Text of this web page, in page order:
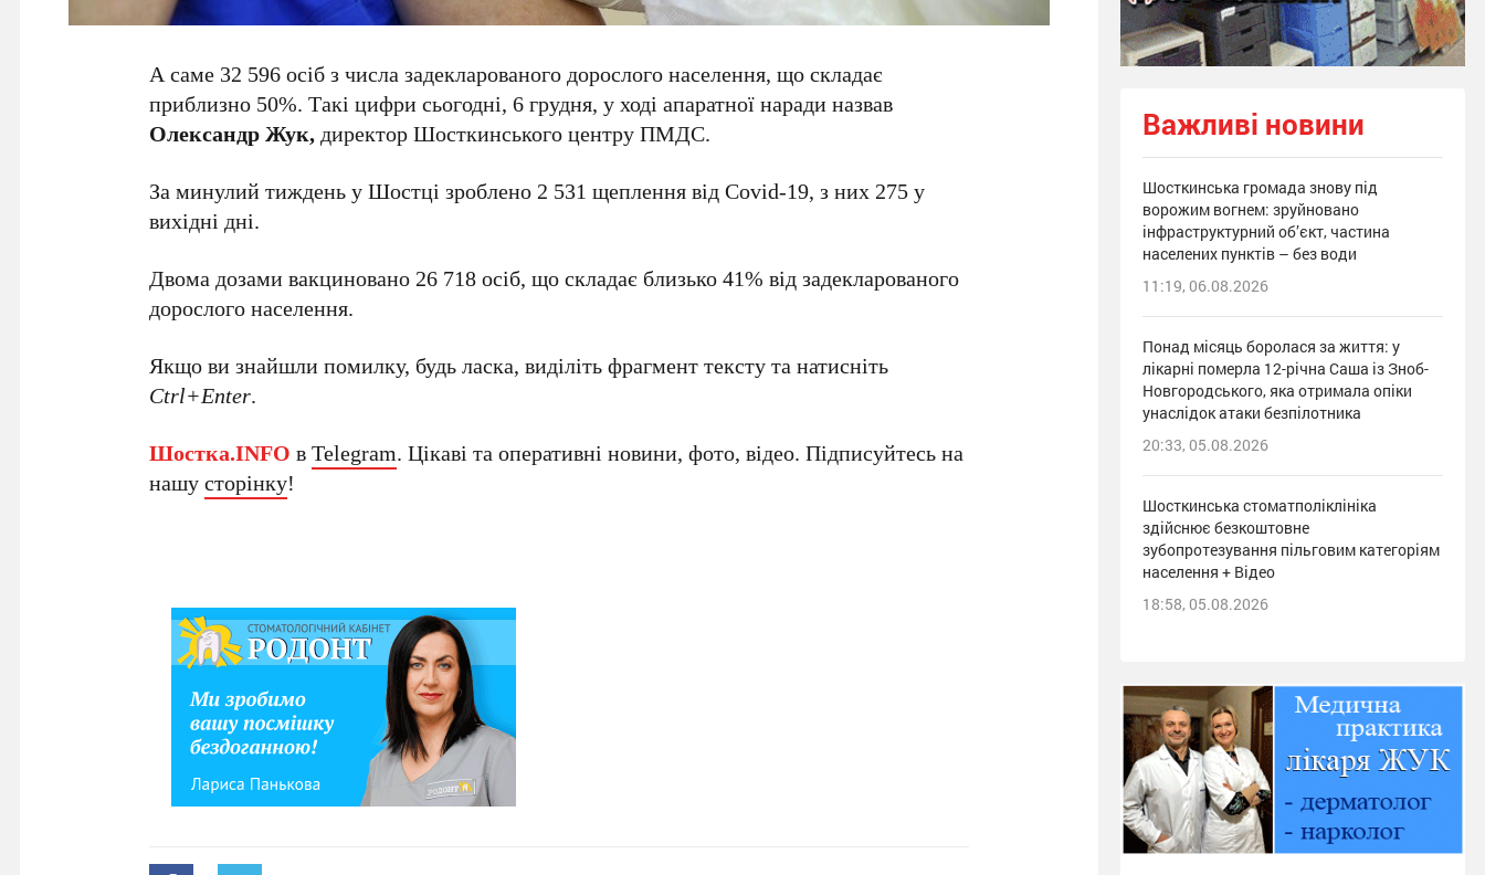
А саме 32 596 осіб з числа задекларованого дорослого населення, що складає
приблизно 50%. Такі цифри сьогодні, 6 грудня, у ході апаратної наради назвав
Олександр Жук,директор Шосткинського центру ПМДС.
За минулий тиждень у Шостці зроблено 2 531 щеплення від Covid-19, з них 275 у
вихідні дні.
Двома дозами вакциновано 26 718 осіб, що складає близько 41% від задекларованого
дорослого населення.
Якщо ви знайшли помилку, будь ласка, виділіть фрагмент тексту та натисніть
Ctrl+Enter.
Шостка.INFO вTelegram. Цікаві та оперативні новини, фото, відео. Підписуйтесь на
нашусторінку!
Важливі новини
Шосткинська громада знову під
ворожим вогнем: зруйновано
інфраструктурний об’єкт, частина
населених пунктів – без води
11:19, 06.08.2026
Понад місяць боролася за життя: у
лікарні померла 12-річна Саша із Зноб-
Новгородського, яка отримала опіки
унаслідок атаки безпілотника
20:33, 05.08.2026
Шосткинська стоматполіклініка
здійснює безкоштовне
зубопротезування пільговим категоріям
населення + Відео
18:58, 05.08.2026